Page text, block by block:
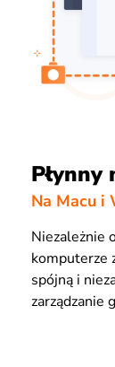
Na Macu i
Niezależnie
komputerze
spójną i
zarządzanie